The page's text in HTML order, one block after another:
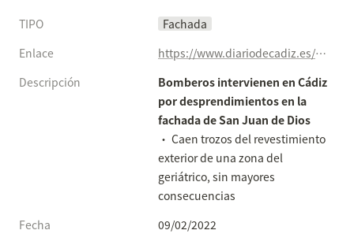
TIPO
Fachada
Enlace
https://www.diariodecadiz.es/cadiz/Bomberos-desprendimientos-San-Juan-Dios_0_1655234707.html?utm_source=twitter.com&utm_medium=smm&utm_campaign=noticias
Descripción
Bomberos intervienen en Cádiz
por desprendimientos en la
fachada de San Juan de Dios
• Caen trozos del revestimiento
exterior de una zona del
geriátrico, sin mayores
consecuencias
Fecha
09/02/2022